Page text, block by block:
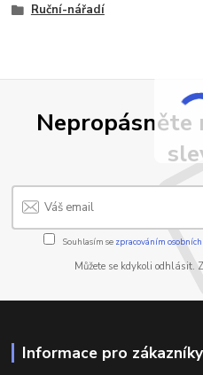
Ruční-nářadí
Nepropásněte
Souhlasím se zpracováním
Můžete se kdykoli odhlásit.
Informace pro zákazníky